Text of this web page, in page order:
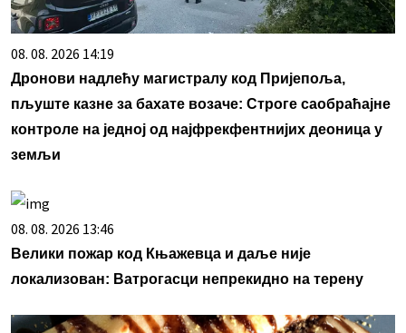
08. 08. 2026 14:19
Дронови надлећу магистралу код Пријепоља,
пљуште казне за бахате возаче: Строге саобраћајне
контроле на једној од најфрекфентнијих деоница у
земљи
08. 08. 2026 13:46
Велики пожар код Књажевца и даље није
локализован: Ватрогасци непрекидно на терену